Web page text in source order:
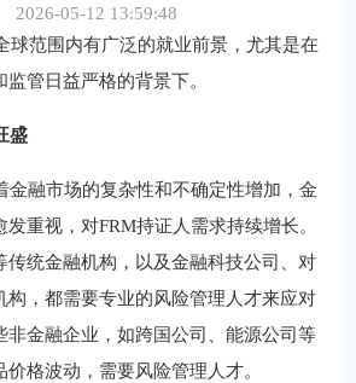
2026-05-12 13:59:48
球范围内有广泛的就业前景，尤其是在
管日益严格的背景下。
盛
金融市场的复杂性和不确定性增加，金
重视，对FRM持证人需求持续增长。
传统金融机构，以及金融科技公司、对
构，都需要专业的风险管理人才来应对
非金融企业，如跨国公司、能源公司等
格波动，需要风险管理人才。